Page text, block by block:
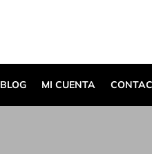
BLOG MI CUENTA